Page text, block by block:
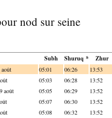
nod sur seine
Subh Shuruq * Zhur
05:01 06:26 13:53
05:03 06:28 13:52
août 05:05 06:29 13:52
05:07 06:30 13:52
05:08 06:32 13:52